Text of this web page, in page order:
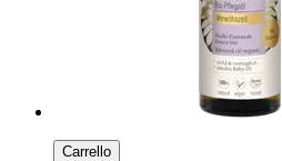
Carrello